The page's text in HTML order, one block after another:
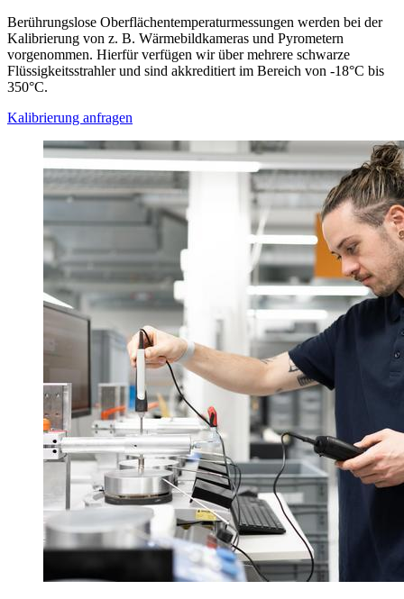
Berührungslose Oberflächentemperaturmessungen werden bei der
Kalibrierung von z. B. Wärmebildkameras und Pyrometern
vorgenommen. Hierfür verfügen wir über mehrere schwarze
Flüssigkeitsstrahler und sind akkreditiert im Bereich von -18°C bis
350°C.
Kalibrierung anfragen